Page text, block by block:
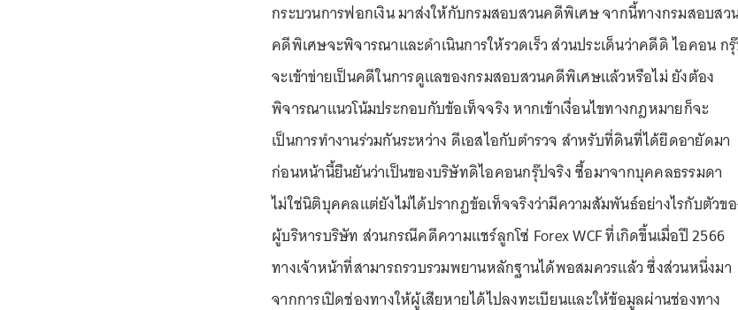
กระบวนการฟอกเงิน มาส่งให้กับกรมสอบสวนคดีพิเศษ จากนี้ทางกรมสอบสว
คดีพิเศษจะพิจารณาและดำเนินการให้รวดเร็ว ส่วนประเด็นว่าคดีดิ ไอคอน ก
จะเข้าข่ายเป็นคดีในการดูแลของกรมสอบสวนคดีพิเศษแล้วหรือไม่ ยังต้อง
พิจารณาแนวโน้มประกอบกับข้อเท็จจริง หากเข้าเงื่อนไขทางกฎหมายก็จะ
เป็นการทำงานร่วมกันระหว่าง ดีเอสไอกับตำรวจ สำหรับที่ดินที่ได้ยึดอายัดมา
ก่อนหน้านี้ยืนยันว่าเป็นของบริษัทดิไอคอนกรุ๊ปจริง ซื้อมาจากบุคคลธรรมดา
ไม่ใช่นิติบุคคลแต่ยังไม่ได้ปรากฏข้อเท็จจริงว่ามีความสัมพันธ์อย่างไรกับตัวข
ผู้บริหารบริษัท ส่วนกรณีคดีความแชร์ลูกโซ่ Forex WCF ที่เกิดขึ้นเมื่อปี 2566
ทางเจ้าหน้าที่สามารถรวบรวมพยานหลักฐานได้พอสมควรแล้ว ซึ่งส่วนหนึ่งมา
จากการเปิดช่องทางให้ผู้เสียหายได้ไปลงทะเบียนและให้ข้อมูลผ่านช่องทาง